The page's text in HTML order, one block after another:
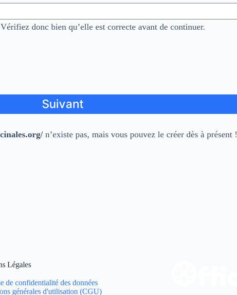
donc bien qu’elle est correcte avant de continuer.
n’existe pas, mais vous pouvez le créer dès à présent !
Légales
de confidentialité des données
générales d'utilisation (CGU)